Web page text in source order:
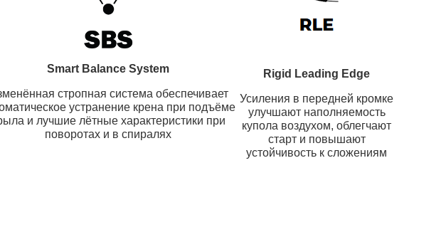
Smart Balance System
стропная система обеспечивает
устранение крена при подъёме
и лучшие лётные характеристики при
поворотах и в спиралях
Rigid Leading Edge
Усиления в передней кромке
улучшают наполняемость
купола воздухом, облегчают
старт и повышают
устойчивость к сложениям